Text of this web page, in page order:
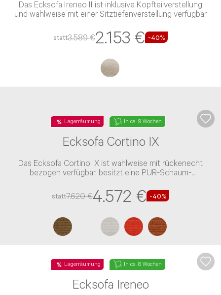
Das Ecksofa Ireneo II ist inklusive Kopfteilverstellung
und wahlweise mit einer Sitztiefenverstellung verfügbar
statt3.589 €2.153 € -40%
Lagerräumung In ca. 9 Wochen
Ecksofa Cortino IX
Das Ecksofa Cortino IX ist wahlweise mit rückenecht
bezogen verfügbar, besitzt eine PUR-Schaum-
statt7.620 €4.572 € -40%
Lagerräumung In ca. 8 Wochen
Ecksofa Ireneo